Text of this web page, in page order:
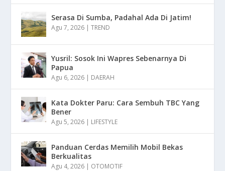
Serasa Di Sumba, Padahal Ada Di Jatim!
Agu 7, 2026 |TREND
Yusril: Sosok Ini Wapres Sebenarnya Di
Papua
Agu 6, 2026 | DAERAH
Kata Dokter Paru: Cara Sembuh TBC Yang
Bener
Agu 5, 2026 | LIFESTYLE
Panduan Cerdas Memilih Mobil Bekas
Berkualitas
Agu 4, 2026 | OTOMOTIF